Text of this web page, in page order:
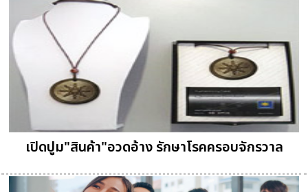
เปิดปูม"สินค้า"อวดอ้าง รักษาโรคครอบจักรวาล